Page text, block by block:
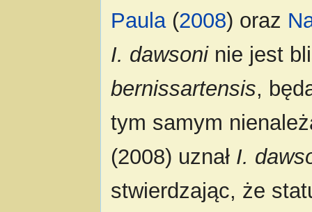
Paula(2008) oraz
I. dawsoninie jest
bernissartensis,
tym samym
(2008) uznał I.
stwierdzając, że